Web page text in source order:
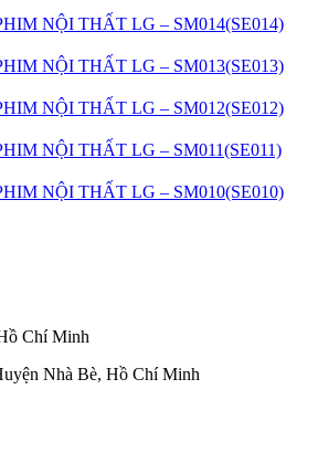
NỘI THẤT LG – SM014(SE014)
NỘI THẤT LG – SM013(SE013)
NỘI THẤT LG – SM012(SE012)
NỘI THẤT LG – SM011(SE011)
NỘI THẤT LG – SM010(SE010)
Chí Minh
Nhà Bè, Hồ Chí Minh